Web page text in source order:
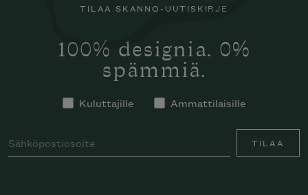
TILAA SKANNO-UUTISKIRJE
100% designia. 0%
spämmiä.
Kuluttajille Ammattilaisille
TILAA